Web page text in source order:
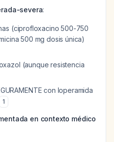
severa:
(ciprofloxacino 500-750
500 mg dosis única)
(aunque resistencia
con loperamida
1
en contexto médico